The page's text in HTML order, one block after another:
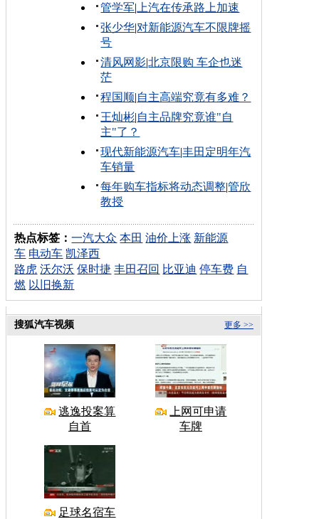
管学军| 上汽在传承路上加速
张少华|对新能源汽车不限牌摇
号
清风网影|北京限购 车企也迷
茫
程国顺|自主高端究竟有多难？
王灿彬|自主品牌究竟谁"自
主"了？
现代新能源汽车|丰田定明年汽
车销量
每年购车指标将动态调整|管欣
教授
热点标签：一汽大众 本田 油价上涨 新能源
车 电动车 凯泽西
路虎 沃尔沃 保时捷 丰田召回 比亚迪 停车费 自
燃 以旧换新
更多 >>
搜狐汽车视频
逃逸投案算
自首
上网可申请
车牌
足球名宿车